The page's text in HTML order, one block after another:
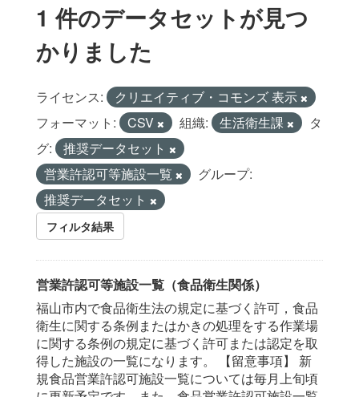
1 件のデータセットが見つ
かりました
ライセンス:
クリエイティブ・コモンズ 表示
フォーマット:
CSV 組織: 生活衛生課
タ
グ:
推奨データセット
営業許認可等施設一覧
グループ:
推奨データセット
フィルタ結果
営業許認可等施設一覧（食品衛生関係）
福山市内で食品衛生法の規定に基づく許可，食品
衛生に関する条例またはかきの処理をする作業場
に関する条例の規定に基づく許可または認定を取
得した施設の一覧になります。 【留意事項】 新
規食品営業許認可施設一覧については毎月上旬頃